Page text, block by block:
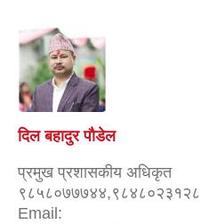
दिल बहादुर पौडेल
प्रमुख प्रशासकीय अधिकृत
९८५८०७७७४४,९८४८०२३१२८
Email: